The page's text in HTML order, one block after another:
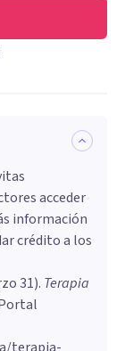
acceder
información
crédito a los
31). Terapia